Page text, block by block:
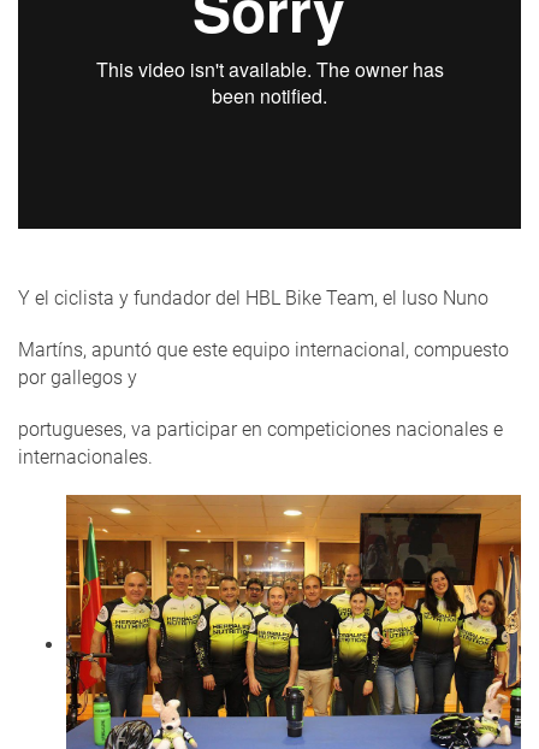
Y el ciclista y fundador del HBL Bike Team, el luso Nuno
Martíns, apuntó que este equipo internacional, compuesto
por gallegos y
portugueses, va participar en competiciones nacionales e
internacionales.